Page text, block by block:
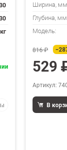
Ширина,
Глубина,
Модель:
816 ₽
529
Артикул:
В